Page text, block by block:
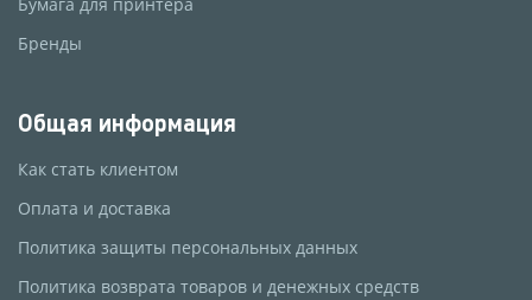
Бренды
Общая информация
Как стать клиентом
Оплата и доставка
Политика защиты персональных данных
Политика возврата товаров и денежных средств